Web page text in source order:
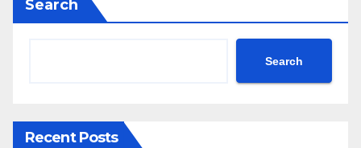
Search
Search
Recent Posts